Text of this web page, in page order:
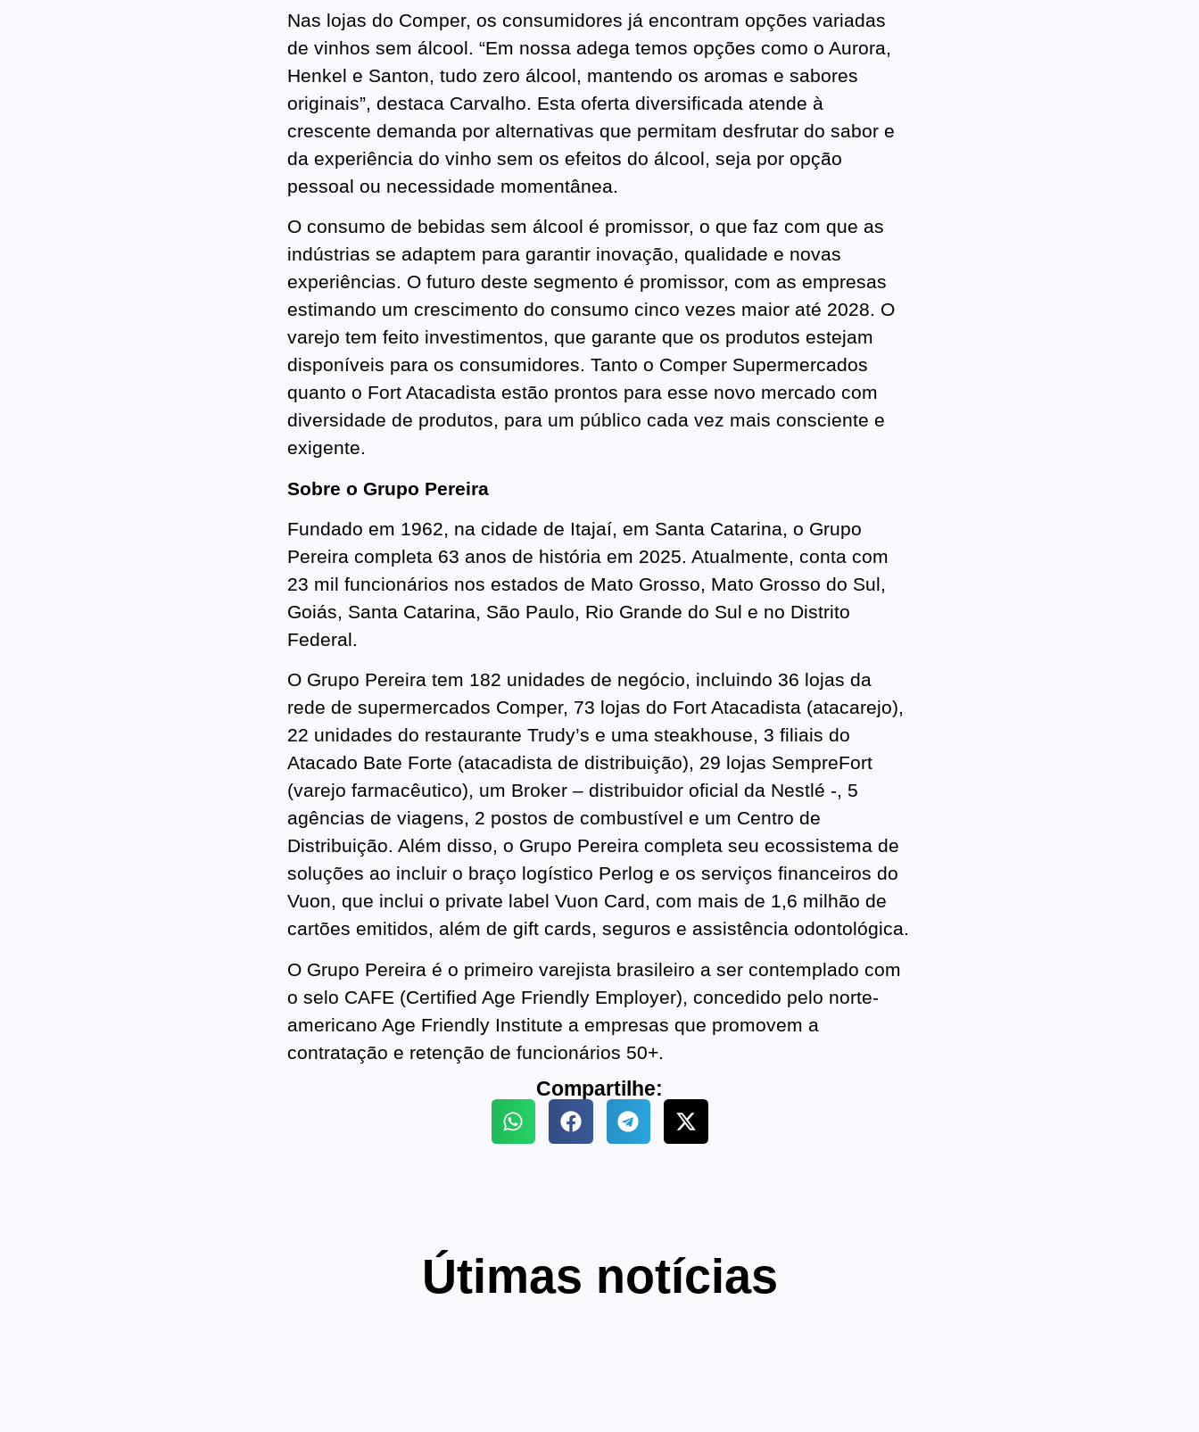
Nas lojas do Comper, os consumidores já encontram opções variadas
de vinhos sem álcool. “Em nossa adega temos opções como o Aurora,
Henkel e Santon, tudo zero álcool, mantendo os aromas e sabores
originais”, destaca Carvalho. Esta oferta diversificada atende à
crescente demanda por alternativas que permitam desfrutar do sabor e
da experiência do vinho sem os efeitos do álcool, seja por opção
pessoal ou necessidade momentânea.
O consumo de bebidas sem álcool é promissor, o que faz com que as
indústrias se adaptem para garantir inovação, qualidade e novas
experiências. O futuro deste segmento é promissor, com as empresas
estimando um crescimento do consumo cinco vezes maior até 2028. O
varejo tem feito investimentos, que garante que os produtos estejam
disponíveis para os consumidores. Tanto o Comper Supermercados
quanto o Fort Atacadista estão prontos para esse novo mercado com
diversidade de produtos, para um público cada vez mais consciente e
exigente.
Sobre o Grupo Pereira
Fundado em 1962, na cidade de Itajaí, em Santa Catarina, o Grupo
Pereira completa 63 anos de história em 2025. Atualmente, conta com
23 mil funcionários nos estados de Mato Grosso, Mato Grosso do Sul,
Goiás, Santa Catarina, São Paulo, Rio Grande do Sul e no Distrito
Federal.
O Grupo Pereira tem 182 unidades de negócio, incluindo 36 lojas da
rede de supermercados Comper, 73 lojas do Fort Atacadista (atacarejo),
22 unidades do restaurante Trudy’s e uma steakhouse, 3 filiais do
Atacado Bate Forte (atacadista de distribuição), 29 lojas SempreFort
(varejo farmacêutico), um Broker – distribuidor oficial da Nestlé -, 5
agências de viagens, 2 postos de combustível e um Centro de
Distribuição. Além disso, o Grupo Pereira completa seu ecossistema de
soluções ao incluir o braço logístico Perlog e os serviços financeiros do
Vuon, que inclui o private label Vuon Card, com mais de 1,6 milhão de
cartões emitidos, além de gift cards, seguros e assistência odontológica.
O Grupo Pereira é o primeiro varejista brasileiro a ser contemplado com
o selo CAFE (Certified Age Friendly Employer), concedido pelo norte-
americano Age Friendly Institute a empresas que promovem a
contratação e retenção de funcionários 50+.
Compartilhe:
Útimas notícias